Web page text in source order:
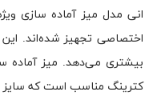
انی مدل میز آماده سازی
اختصاصی تجهیز شده‌اند.
بیشتری می‌دهد. میز آماده
کترینگ مناسب است که سایز